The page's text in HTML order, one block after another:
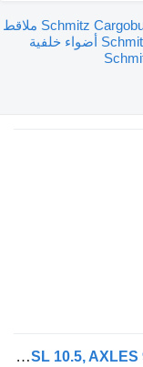
Schmitz Cargobull SKI 24 SL 10.5, AXLES 9t, LIFTING AXLE, ALUMINUM BODY
ملاقط
أضواء خلفية